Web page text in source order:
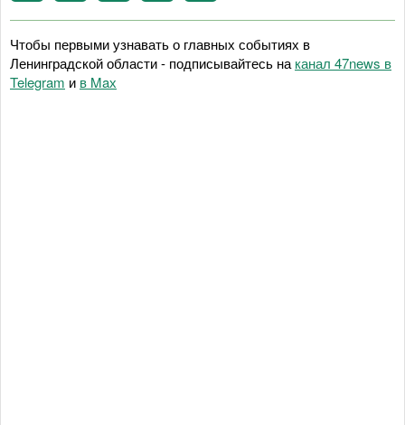
Чтобы первыми узнавать о главных событиях в
Ленинградской области - подписывайтесь на канал 47news в
Telegram и в Maх